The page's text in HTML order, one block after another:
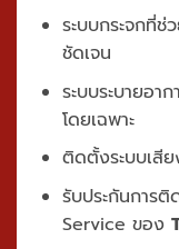
ระบบกระจกที่ช่
ชัดเจน
ระบบระบายอา
โดยเฉพาะ
ติดตั้งระบบเสี
รับประกันการ
Service ของ